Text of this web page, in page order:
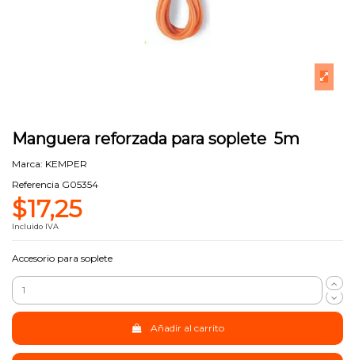
Manguera reforzada para soplete 5m
Marca: KEMPER
Referencia G05354
$17,25
Incluido IVA
Accesorio para soplete
Añadir al carrito